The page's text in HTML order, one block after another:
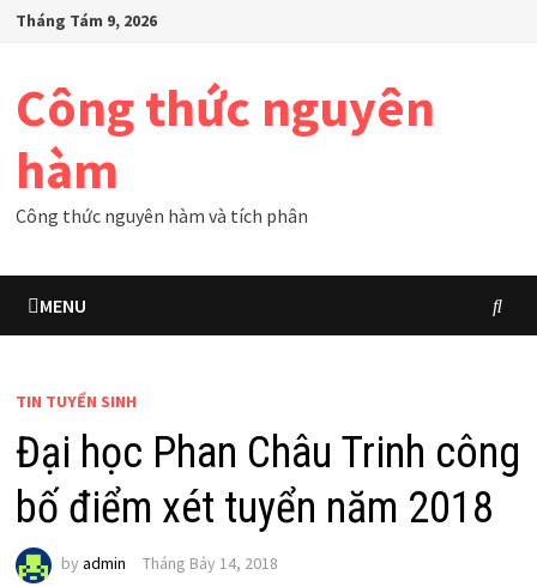
SkipTháng Tám 9, 2026
Công thức nguyên
hàm
Công thức nguyên hàm và tích phân
MENU
TIN TUYỂN SINH
Đại học Phan Châu Trinh công
bố điểm xét tuyển năm 2018
by admin Tháng Bảy 14, 2018